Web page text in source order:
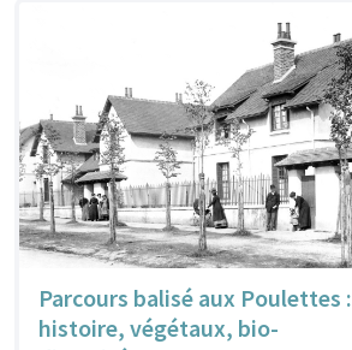
Parcours balisé aux Poulettes :
histoire, végétaux, bio-